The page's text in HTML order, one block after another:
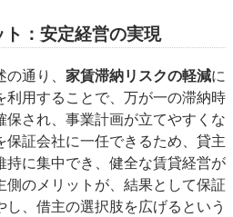
：安定経営の実現
通り、 家賃滞納リスクの軽減に
利用することで、万が一の滞納時
保され、事業計画が立てやすくな
保証会社に一任できるため、貸主
持に集中でき、健全な賃貸経営が
のメリットが、結果として保証
、借主の選択肢を広げるという